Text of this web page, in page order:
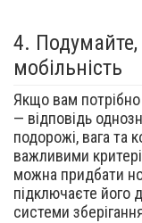
4.
мобільність
Якщо вам
— відповідь
подорожі, вага та
важливими
можна придбати
підключаєте його
системи